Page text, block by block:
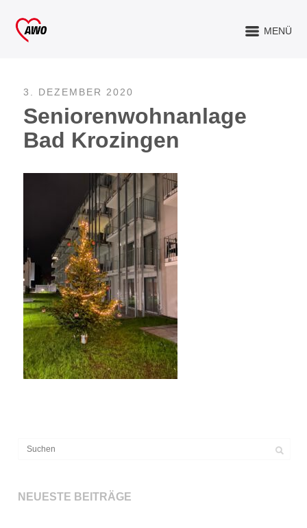
MENÜ
3. DEZEMBER 2020
Seniorenwohnanlage
Bad Krozingen
NEUESTE BEITRÄGE